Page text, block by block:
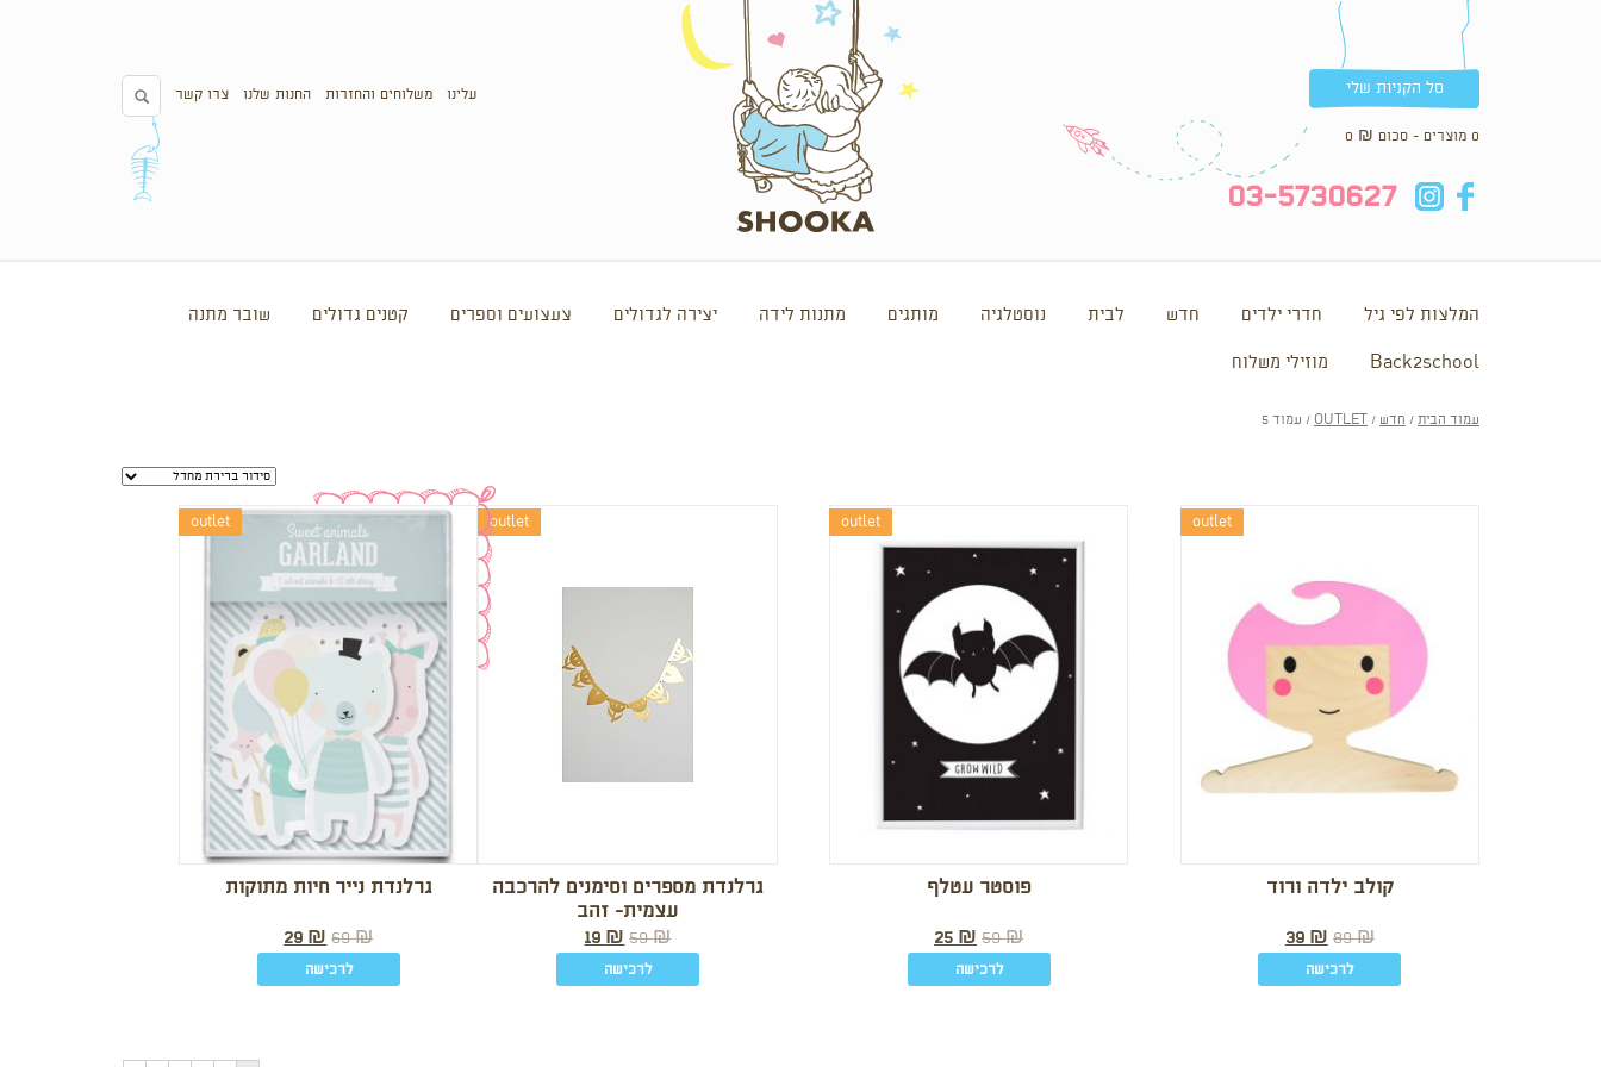
עלינו משלוחים והחזרות החנות שלנו צרו קשר סל הקניות שלי
0 מוצרים - סכום 0 ₪
fb
in
03-5730627
המלצות לפי גיל חדרי ילדים חדש לבית נוסטלגיה מותגים מתנות לידה יצירה לגדולים צעצועים וספרים קטנים גדולים
Back2school מוזילי משלוח
שובר מתנה
עמוד הבית / חדש /
OUTLET / עמוד 5
outlet
קולב ילדה ורוד
89₪
39 ₪
לרכישה
outlet
פוסטר עטלף
59₪
25 ₪
לרכישה
outlet
גרלנדת מספרים וסימנים להרכבה
עצמית- זהב
59₪
19 ₪
לרכישה
outlet
גרלנדת נייר חיות מתוקות
69₪
29 ₪
לרכישה